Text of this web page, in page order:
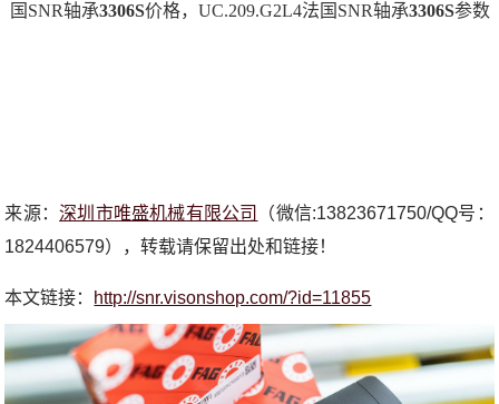
国SNR轴承3306S价格，UC.209.G2L4法国SNR轴承3306S参数
来源：深圳市唯盛机械有限公司
（微信:13823671750/QQ号：
1824406579），转载请保留出处和链接！
本文链接： http://snr.visonshop.com/?id=11855